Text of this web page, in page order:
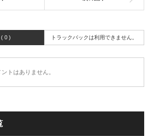
( 0 ) トラックバックは利用できません。
トはありません。